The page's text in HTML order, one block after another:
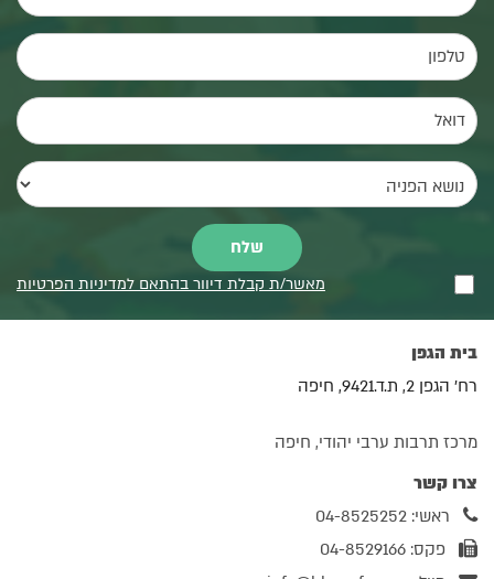
מאשר/ת קבלת דיוור בהתאם למדיניות הפרטיות
בית הגפן
רח' הגפן 2, ת.ד.9421, חיפה
מרכז תרבות ערבי יהודי, חיפה
צרו קשר
ראשי: 04-8525252
פקס: 04-8529166